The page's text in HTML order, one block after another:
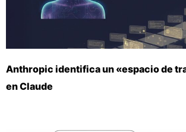
Anthropic identifica un «espacio de
en Claude